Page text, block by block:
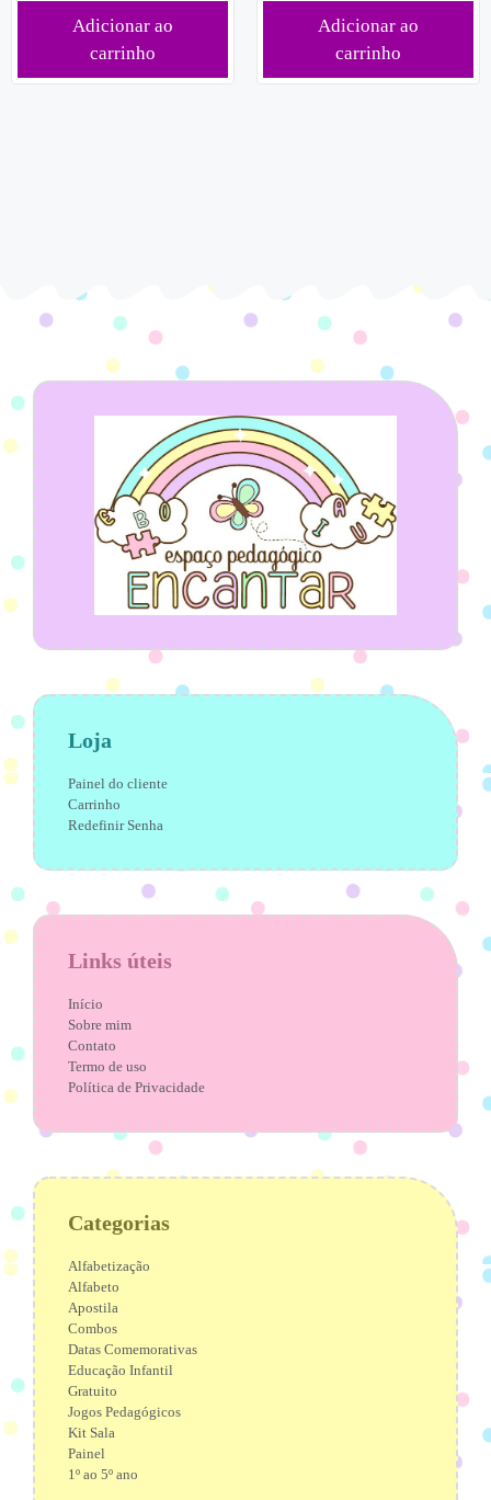
Adicionar ao
carrinho
Adicionar ao
carrinho
Loja
Painel do cliente
Carrinho
Redefinir Senha
Links úteis
Início
Sobre mim
Contato
Termo de uso
Política de Privacidade
Categorias
Alfabetização
Alfabeto
Apostila
Combos
Datas Comemorativas
Educação Infantil
Gratuito
Jogos Pedagógicos
Kit Sala
Painel
1º ao 5º ano